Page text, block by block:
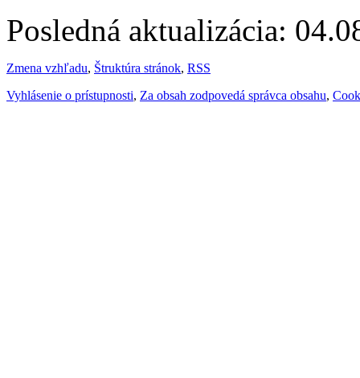
Posledná aktualizácia:
Zmena vzhľadu, Štruktúra stránok, RSS
Vyhlásenie o prístupnosti, Za obsah zodpovedá správca obsahu,